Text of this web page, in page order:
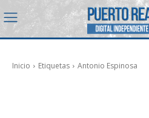
Inicio Etiquetas Antonio Espinosa